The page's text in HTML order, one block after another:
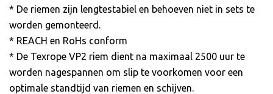
* De riemen zijn lengtestabiel en behoeven niet in sets te
worden gemonteerd.
* REACH en RoHs conform
* De Texrope VP2 riem dient na maximaal 2500 uur te
worden nagespannen om slip te voorkomen voor een
optimale standtijd van riemen en schijven.